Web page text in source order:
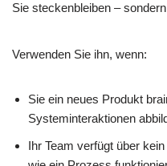
Sie steckenbleiben –
Verwenden Sie ihn, wenn:
Sie ein neues Produkt
Systeminteraktionen
Ihr Team verfügt über